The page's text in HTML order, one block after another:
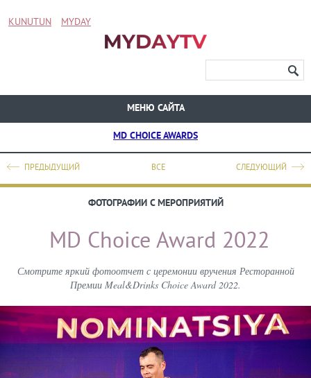
KUNUTUN MYDAY
МЕНЮ САЙТА
MD CHOICE AWARDS
ВСЕ
ПРЕДЫДУЩИЙ СЛЕДУЮЩИЙ
ФОТОГРАФИИ С МЕРОПРИЯТИЙ
MD Choice Award 2022
Смотрите яркий фотоотчет с церемонии вручения Ресторанной
Премии Meal&Drinks Choice Award 2022.